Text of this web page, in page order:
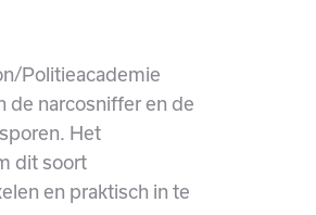
Politieacademie
de narcosniffer en de
Het
dit soort
en praktisch in te